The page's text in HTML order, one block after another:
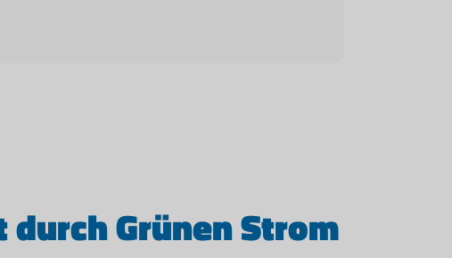
durch Grünen Strom